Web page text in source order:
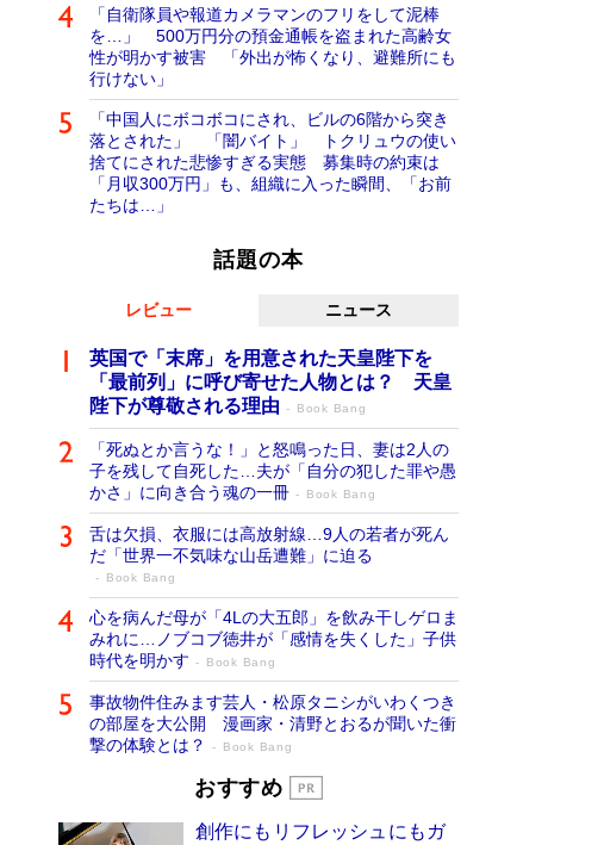
「自衛隊員や報道カメラマンのフリをして泥棒
を…」 500万円分の預金通帳を盗まれた高齢女
性が明かす被害 「外出が怖くなり、避難所にも
行けない」
「中国人にボコボコにされ、ビルの6階から突き
落とされた」 「闇バイト」 トクリュウの使い
捨てにされた悲惨すぎる実態 募集時の約束は
「月収300万円」も、組織に入った瞬間、「お前
たちは…」
話題の本
レビュー ニュース
英国で「末席」を用意された天皇陛下を
「最前列」に呼び寄せた人物とは？ 天皇
陛下が尊敬される理由
Book Bang
「死ぬとか言うな！」と怒鳴った日、妻は2人の
子を残して自死した…夫が「自分の犯した罪や愚
かさ」に向き合う魂の一冊
Book Bang
舌は欠損、衣服には高放射線…9人の若者が死ん
だ「世界一不気味な山岳遭難」に迫る
Book Bang
心を病んだ母が「4Lの大五郎」を飲み干しゲロま
みれに…ノブコブ徳井が「感情を失くした」子供
時代を明かす
Book Bang
事故物件住みます芸人・松原タニシがいわくつき
の部屋を大公開 漫画家・清野とおるが聞いた衝
撃の体験とは？
Book Bang
追悼・東野圭吾さん 週間ベストセラーラ
など代表作が並ぶ［文庫ベストセラー］
おすすめ
創作にもリフレッシュにもガ